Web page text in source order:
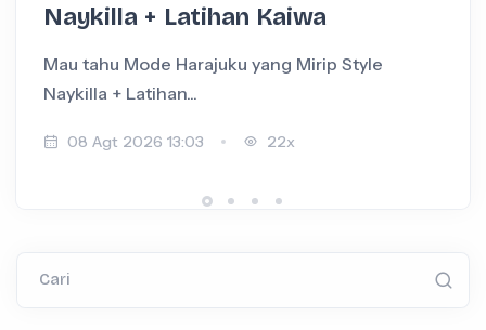
Naykilla + Latihan Kaiwa
Mau tahu Mode Harajuku yang Mirip Style
Naykilla + Latihan...
08 Agt 2026 13:03 22x
Cari